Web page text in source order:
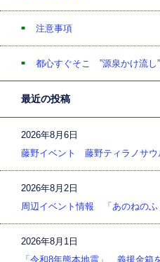
注意事項
都心すぐそこ ”源泉かけ流し
最近の投稿
2026年8月6日
藤野イベント 藤野ティラノサウ
2026年8月2日
周辺イベント情報 「あのねのふ
2026年8月1日
「令和8年熊本地震」 義援金箱